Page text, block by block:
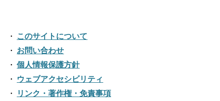
2024年01月
2023年02月
2023年01月
2022年03月
2022年02月
2021年04月
2021年03月
2021年02月
2020年05月
2020年04月
2020年03月
2019年07月
2019年06月
2019年05月
2018年08月
2018年07月
2018年06月
2017年09月
2017年08月
2017年07月
2016年10月
2016年09月
2016年08月
このサイトについて
お問い合わせ
個人情報保護方針
ウェブアクセシビリティ
リンク・著作権・免責事項